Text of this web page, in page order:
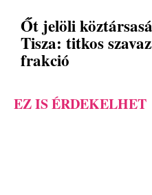
Őt jelöli
Tisza: titkos
frakció
EZ IS ÉRDEKELHET